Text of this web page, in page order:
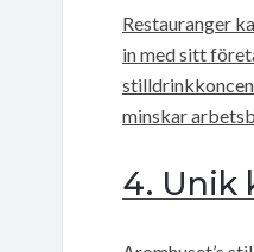
Restauranger
in med sitt
minskar
4. Unik